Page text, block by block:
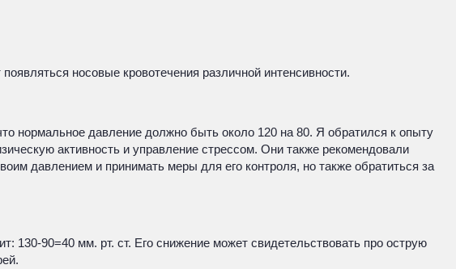
носовые кровотечения различной интенсивности.
нормальное давление должно быть около 120 на 80. Я обратился к опыту
активность и управление стрессом. Они также рекомендовали
давлением и принимать меры для его контроля, но также обратиться за
130-90=40 мм. рт. ст. Его снижение может свидетельствовать про острую